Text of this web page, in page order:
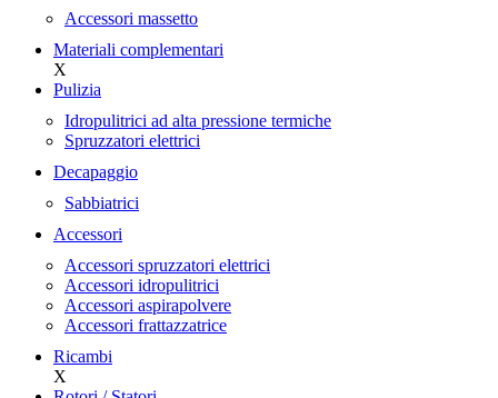
Accessori massetto
Materiali complementari
X
Pulizia
Idropulitrici ad alta pressione termiche
Spruzzatori elettrici
Decapaggio
Sabbiatrici
Accessori
Accessori spruzzatori elettrici
Accessori idropulitrici
Accessori aspirapolvere
Accessori frattazzatrice
Ricambi
X